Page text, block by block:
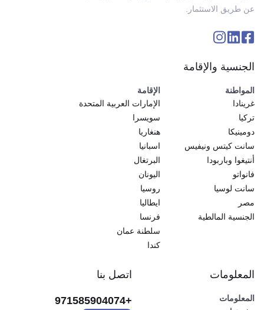
عن طريق الاستثمار.
الجنسية والإقامة
المواطنة
غرينادا
تركيا
دومينيكا
سانت كيتس ونيفيس
أنتيغوا وباربودا
فانواتو
سانت لوسيا
مصر
الجنسية المالطية
الإقامة
الإمارات العربية المتحدة
سويسرا
هنغاريا
اسبانيا
البرتغال
اليونان
روسيا
ايطاليا
فرنسا
سلطنة عمان
كندا
المعلومات
المعلومات
اتصل بنا
+971585904074